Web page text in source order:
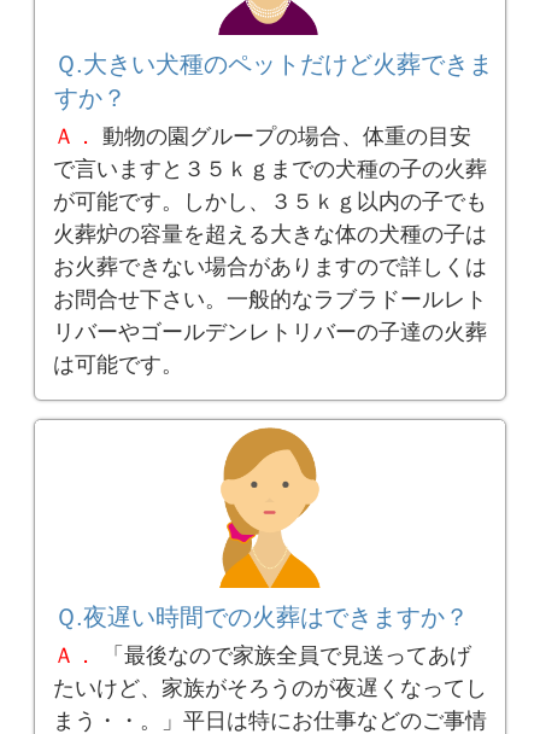
Ｑ.大きい犬種のペットだけど火葬できま
すか？
Ａ．
動物の園グループの場合、体重の目安
で言いますと３５ｋｇまでの犬種の子の火葬
が可能です。しかし、３５ｋｇ以内の子でも
火葬炉の容量を超える大きな体の犬種の子は
お火葬できない場合がありますので詳しくは
お問合せ下さい。一般的なラブラドールレト
リバーやゴールデンレトリバーの子達の火葬
は可能です。
Ｑ.夜遅い時間での火葬はできますか？
Ａ．
「最後なので家族全員で見送ってあげ
たいけど、家族がそろうのが夜遅くなってし
まう・・。」平日は特にお仕事などのご事情